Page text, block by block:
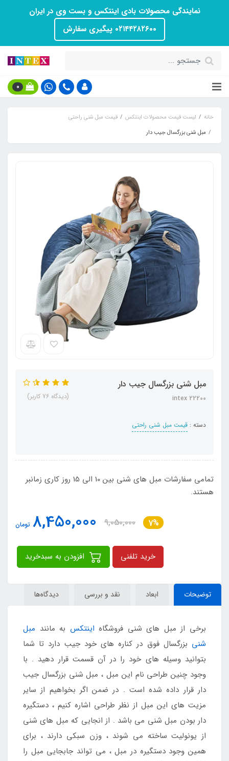
نمایندگی محصولات بادی اینتکس و بست وی در ایران
۰۲۱۴۴۲۸۲۶۰۰ پیگیری سفارش
0
خانه لیست قیمت محصولات اینتکس
قیمت مبل شنی راحتی
مبل شنی بزرگسال جیب دار
مبل شنی بزرگسال جیب دار
intex 22200
دسته : قیمت مبل شنی راحتی
(دیدگاه 76 کاربر)
تمامی سفارشات مبل های شنی بین 10 الی 15 روز کاری زمانبر
هستند.
7%
9,050,000
8,450,000 تومان
خرید تلفنی
توضیحات ابعاد نقد و بررسی دیدگاه‌ها
برخی از مبل های شنی فروشگاه اینتکس به مانند مبل
شنی بزرگسال فوق در کناره های خود جیب دارد تا شما
بتوانید وسیله های خود را در آن قسمت قرار دهید . با
وجود چنین طراحی نام این مبل ، مبل شنی بزرگسال جیب
دار قرار داده شده است . در ضمن اگر بخواهیم از سایر
مزیت های این مبل از نظر طراحی اشاره کنیم ، دستگیره
دار بودن مبل شنی می باشد . از انجایی که مبل های شنی
از یونولیت ساخته می شوند ، وزن سبکی دارند ، برای
همین وجود دستگیره در مبل ، می تواند جابجایی مبل را